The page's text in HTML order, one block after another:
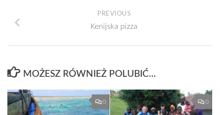
PREVIOUS
Kenijska pizza
MOŻESZ RÓWNIEŻ POLUBIĆ…
0 0